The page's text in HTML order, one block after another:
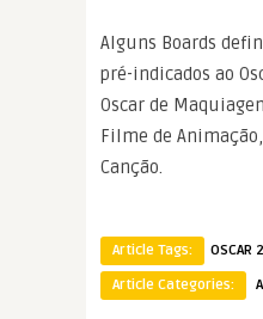
Alguns Boards
pré-indicados ao
Oscar de
Filme de
Canção.
Article Tags: OSCAR
Article Categories: